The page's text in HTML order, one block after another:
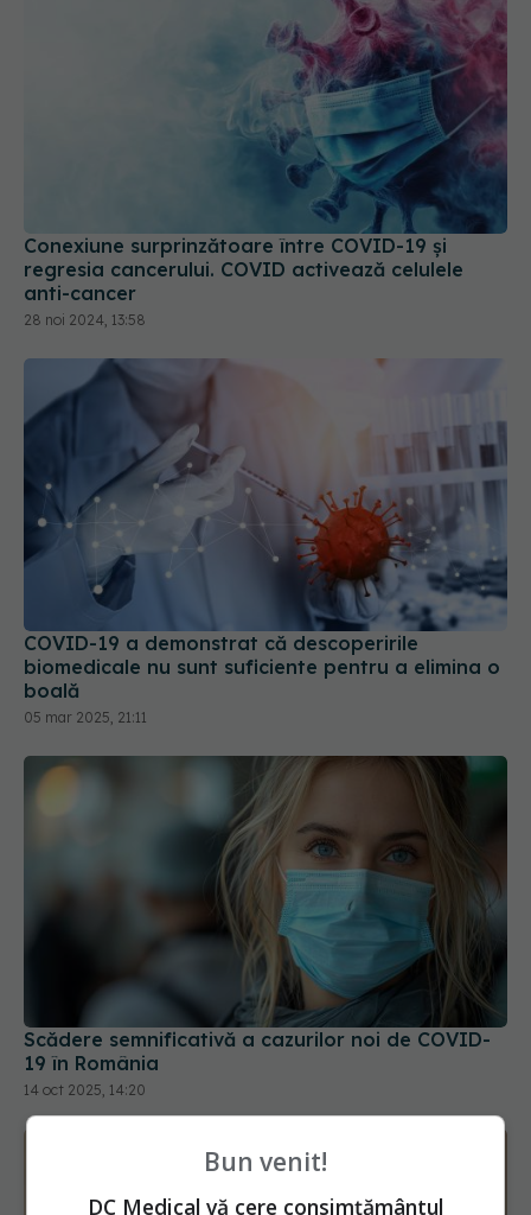
Conexiune surprinzătoare între COVID-19 și
regresia cancerului. COVID activează celulele
anti-cancer
28 noi 2024, 13:58
COVID-19 a demonstrat că descoperirile
biomedicale nu sunt suficiente pentru a elimina o
boală
05 mar 2025, 21:11
Scădere semnificativă a cazurilor noi de COVID-
19 în România
14 oct 2025, 14:20
Bun venit!
DC Medical vă cere consimțământul